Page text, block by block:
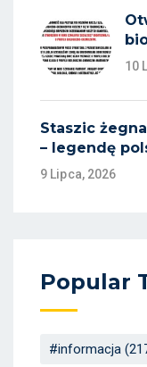
10
Staszic
– legendę
9 Lipca, 2026
Popular
#informacja